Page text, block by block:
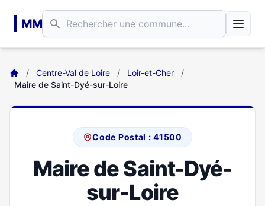
MM
/ Centre-Val de Loire / Loir-et-Cher
/
Maire de Saint-Dyé-sur-Loire
Code Postal : 41500
Maire de Saint-Dyé-
sur-Loire